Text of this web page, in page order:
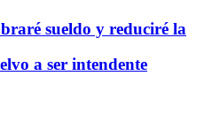
sueldo y reduciré la
a ser intendente